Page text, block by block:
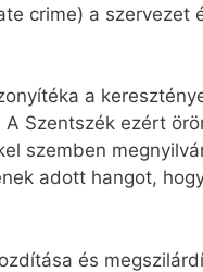
crime) a szervezet
a
Szentszék ezért
szemben
adott hangot,
és